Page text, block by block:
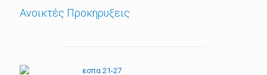
Ανοικτές Προκηρυξεις